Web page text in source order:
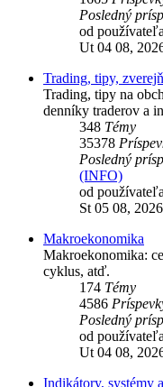
Posledný
od používateľa
Ut 04 08,
Trading, tipy,
Trading, tipy na
denníky traderov a
348 Témy
35378
Posledný
(INFO)
od používateľa
St 05 08,
Makroekonomika
Makroekonomika:
cyklus, atď.
174 Témy
4586
Posledný
od používateľa
Ut 04 08,
Indikátory, systémy